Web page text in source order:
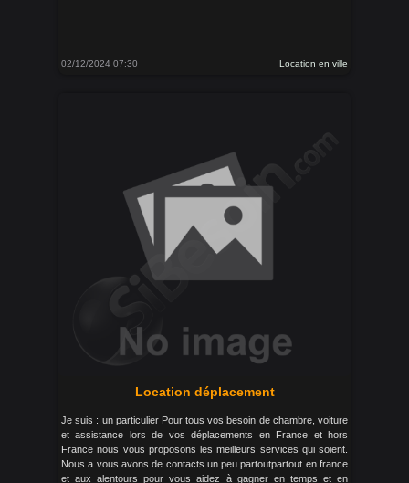
02/12/2024 07:30 Location en ville
Location déplacement
Je suis : un particulier Pour tous vos besoin de chambre, voiture
et assistance lors de vos déplacements en France et hors
France nous vous proposons les meilleurs services qui soient.
Nous a vous avons de contacts un peu partoutpartout en france
et aux alentours pour vous aidez à gagner en temps et en